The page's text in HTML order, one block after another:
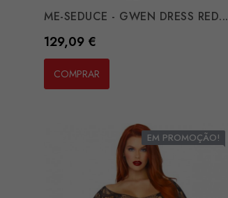
ME-SEDUCE - GWEN DRESS RED...
Preço
129,09 €
COMPRAR
EM PROMOÇÃO!